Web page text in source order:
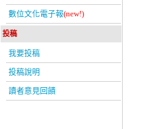
數位文化電子報(new!)
投稿
我要投稿
投稿說明
讀者意見回饋